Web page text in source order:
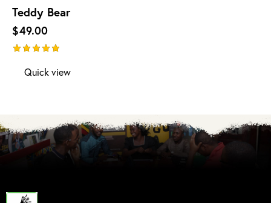
Teddy Bear
$49.00
5.00Quick view